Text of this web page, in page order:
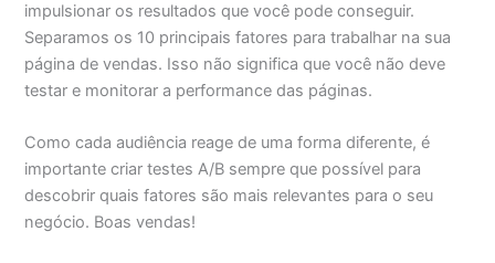
impulsionar os resultados que você pode conseguir.
Separamos os 10 principais fatores para trabalhar na sua
página de vendas. Isso não significa que você não deve
testar e monitorar a performance das páginas.
Como cada audiência reage de uma forma diferente, é
importante criar testes A/B sempre que possível para
descobrir quais fatores são mais relevantes para o seu
negócio. Boas vendas!